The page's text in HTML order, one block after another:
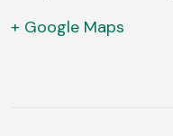
+ Google Maps